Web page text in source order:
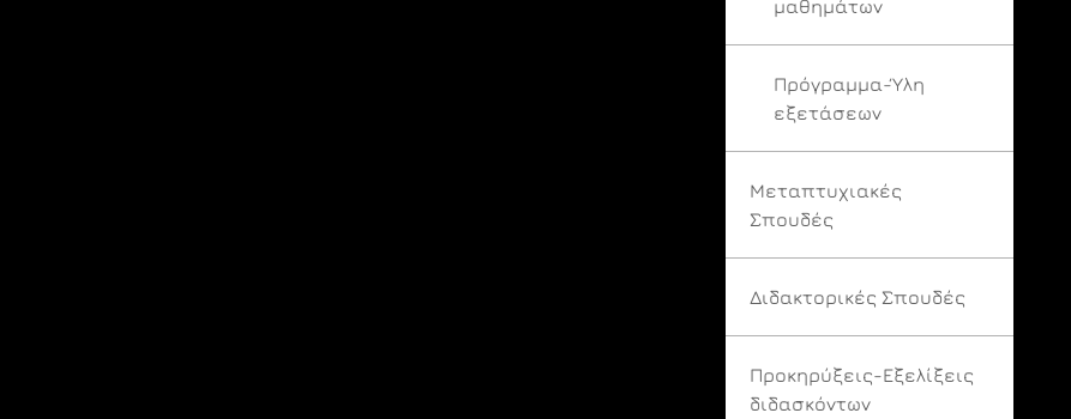
μαθημάτων
Πρόγραμμα-Ύλη
εξετάσεων
Μεταπτυχιακές
Σπουδές
Διδακτορικές Σπουδές
Προκηρύξεις-Εξελίξεις
διδασκόντων